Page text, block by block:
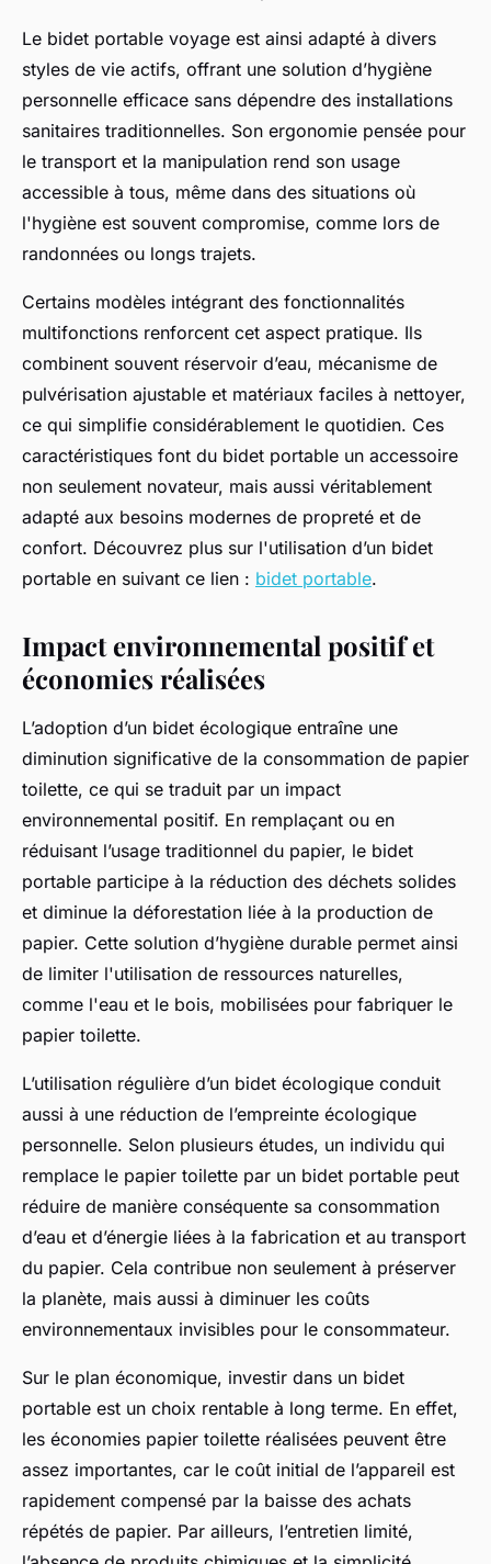
Le bidet portable voyage est ainsi adapté à divers
styles de vie actifs, offrant une solution d’hygiène
personnelle efficace sans dépendre des installations
sanitaires traditionnelles. Son ergonomie pensée pour
le transport et la manipulation rend son usage
accessible à tous, même dans des situations où
l'hygiène est souvent compromise, comme lors de
randonnées ou longs trajets.
Certains modèles intégrant des fonctionnalités
multifonctions renforcent cet aspect pratique. Ils
combinent souvent réservoir d’eau, mécanisme de
pulvérisation ajustable et matériaux faciles à nettoyer,
ce qui simplifie considérablement le quotidien. Ces
caractéristiques font du bidet portable un accessoire
non seulement novateur, mais aussi véritablement
adapté aux besoins modernes de propreté et de
confort. Découvrez plus sur l'utilisation d’un bidet
portable en suivant ce lien : bidet portable.
Impact environnemental positif et
économies réalisées
L’adoption d’un bidet écologique entraîne une
diminution significative de la consommation de papier
toilette, ce qui se traduit par un impact
environnemental positif. En remplaçant ou en
réduisant l’usage traditionnel du papier, le bidet
portable participe à la réduction des déchets solides
et diminue la déforestation liée à la production de
papier. Cette solution d’hygiène durable permet ainsi
de limiter l'utilisation de ressources naturelles,
comme l'eau et le bois, mobilisées pour fabriquer le
papier toilette.
L’utilisation régulière d’un bidet écologique conduit
aussi à une réduction de l’empreinte écologique
personnelle. Selon plusieurs études, un individu qui
remplace le papier toilette par un bidet portable peut
réduire de manière conséquente sa consommation
d’eau et d’énergie liées à la fabrication et au transport
du papier. Cela contribue non seulement à préserver
la planète, mais aussi à diminuer les coûts
environnementaux invisibles pour le consommateur.
Sur le plan économique, investir dans un bidet
portable est un choix rentable à long terme. En effet,
les économies papier toilette réalisées peuvent être
assez importantes, car le coût initial de l’appareil est
rapidement compensé par la baisse des achats
répétés de papier. Par ailleurs, l’entretien limité,